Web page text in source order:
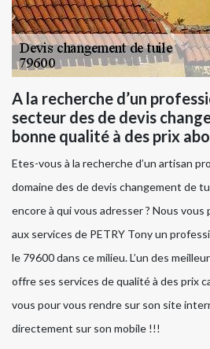
A la recherche d’un
secteur des de devis
bonne qualité à des prix
Etes-vous à la recherche d’un artisan
domaine des de devis changement de
encore à qui vous adresser ? Nous
aux services de PETRY Tony un
le 79600 dans ce milieu. L’un des
offre ses services de qualité à des prix
vous pour vous rendre sur son site
directement sur son mobile !!!